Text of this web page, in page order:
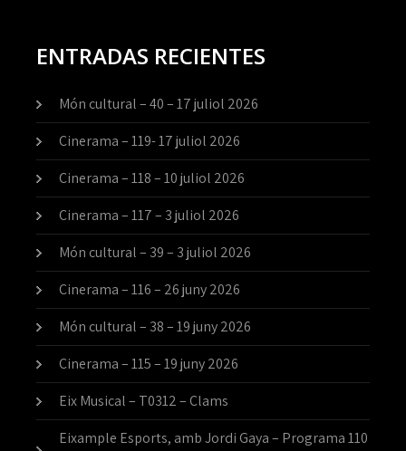
ENTRADAS RECIENTES
Món cultural – 40 – 17 juliol 2026
Cinerama – 119- 17 juliol 2026
Cinerama – 118 – 10 juliol 2026
Cinerama – 117 – 3 juliol 2026
Món cultural – 39 – 3 juliol 2026
Cinerama – 116 – 26 juny 2026
Món cultural – 38 – 19 juny 2026
Cinerama – 115 – 19 juny 2026
Eix Musical – T0312 – Clams
Eixample Esports, amb Jordi Gaya – Programa 110